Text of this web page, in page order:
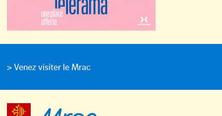
> Venez visiter le Mrac